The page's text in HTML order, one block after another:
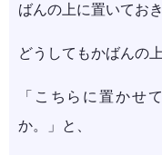
ばんの上に置いてお
どうしてもかばんの
「こちらに置かせ
か。」と、